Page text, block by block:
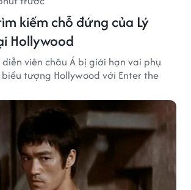
kiếm chỗ đứng của Lý
Hollywood
diễn viên châu Á bị giới hạn vai phụ
tượng Hollywood với Enter the